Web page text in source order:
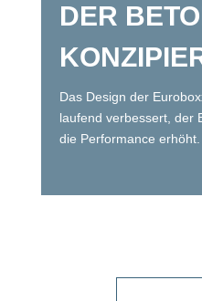
DER
Das Design der
laufend verbessert, der
die Performance erhöht.